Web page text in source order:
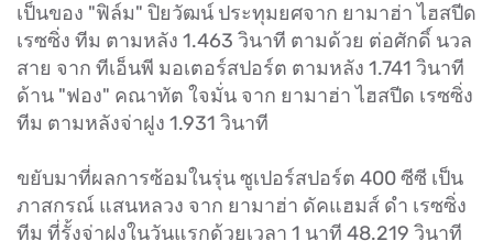
เป็นของ "ฟิล์ม" ปิยวัฒน์ ประทุมยศจาก ยามาฮ่า ไฮสปีด
เรซซิ่ง ทีม ตามหลัง 1.463 วินาที ตามด้วย ต่อศักดิ์ นวล
สาย จาก ทีเอ็นพี มอเตอร์สปอร์ต ตามหลัง 1.741 วินาที
ด้าน "ฟอง" คณาทัต ใจมั่น จาก ยามาฮ่า ไฮสปีด เรซซิ่ง
ทีม ตามหลังจ่าฝูง 1.931 วินาที
ขยับมาที่ผลการซ้อมในรุ่น ซูเปอร์สปอร์ต 400 ซีซี เป็น
ภาสกรณ์ แสนหลวง จาก ยามาฮ่า ดัคแฮมส์ ดำ เรซซิ่ง
ทีม ที่รั้งจ่าฝูงในวันแรกด้วยเวลา 1 นาที 48.219 วินาที